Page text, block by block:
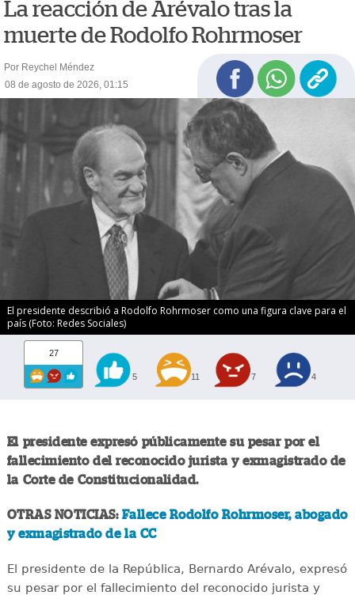
La reacción de Arévalo tras la
muerte de Rodolfo Rohrmoser
Por Reychel Méndez
08 de agosto de 2026, 01:15
El presidente describió a Rodolfo Rohrmoser como una figura clave para el
país (Foto: Redes Sociales)
27
5 11 7 4
El presidente expresó públicamente su pesar por el
fallecimiento del reconocido jurista y exmagistrado de
la Corte de Constitucionalidad.
OTRAS NOTICIAS: Fallece Rodolfo Rohrmoser, abogado
y exmagistrado de la CC
El presidente de la República, Bernardo Arévalo, expresó
su pesar por el fallecimiento del reconocido jurista y